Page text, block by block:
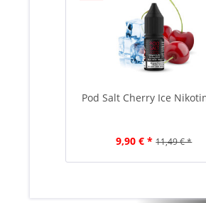
Pod Salt Cherry Ice
9,90 € * 11,49 € *